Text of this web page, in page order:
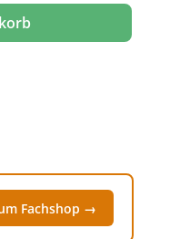
Schaltflächen um die
Fachshop →